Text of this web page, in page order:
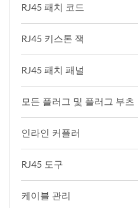
RJ45 패치 코드
RJ45 키스톤 잭
RJ45 패치 패널
모든 플러그 및 플러그 부츠
인라인 커플러
RJ45 도구
케이블 관리